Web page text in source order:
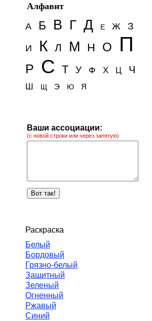
Алфавит
А
Б В Г Д Е Ж З
И К Л М Н О П
Р С Т У Ф Х Ц Ч
Ш Щ Э Ю Я
Ваши ассоциации:
(с новой строки или через запятую)
Раскраска
Белый
Бордовый
Грязно-белый
Защитный
Зеленый
Огненный
Ржавый
Синий